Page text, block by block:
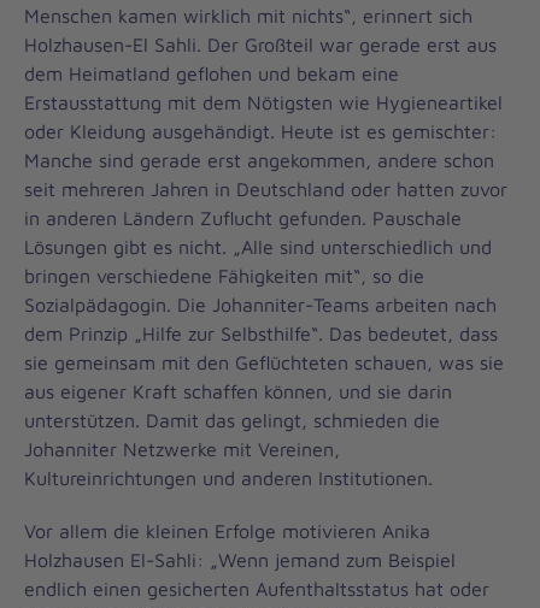
Menschen kamen wirklich mit nichts“, erinnert sich
Holzhausen-El Sahli. Der Großteil war gerade erst aus
dem Heimatland geflohen und bekam eine
Erstausstattung mit dem Nötigsten wie Hygieneartikel
oder Kleidung ausgehändigt. Heute ist es gemischter:
Manche sind gerade erst angekommen, andere schon
seit mehreren Jahren in Deutschland oder hatten zuvor
in anderen Ländern Zuflucht gefunden. Pauschale
Lösungen gibt es nicht. „Alle sind unterschiedlich und
bringen verschiedene Fähigkeiten mit“, so die
Sozialpädagogin. Die Johanniter-Teams arbeiten nach
dem Prinzip „Hilfe zur Selbsthilfe“. Das bedeutet, dass
sie gemeinsam mit den Geflüchteten schauen, was sie
aus eigener Kraft schaffen können, und sie darin
unterstützen. Damit das gelingt, schmieden die
Johanniter Netzwerke mit Vereinen,
Kultureinrichtungen und anderen Institutionen.
Vor allem die kleinen Erfolge motivieren Anika
Holzhausen El-Sahli: „Wenn jemand zum Beispiel
endlich einen gesicherten Aufenthaltsstatus hat oder